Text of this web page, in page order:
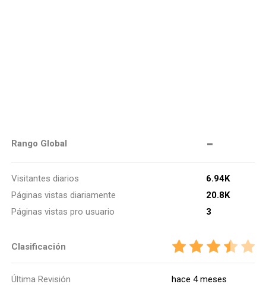
Rango Global -
Visitantes diarios
6.94K
Páginas vistas diariamente
20.8K
Páginas vistas pro usuario
3
Clasificación
Última Revisión hace 4 meses